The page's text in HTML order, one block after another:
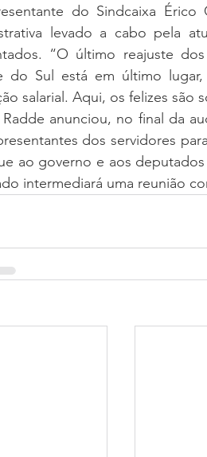
do Sindcaixa
levado a cabo pela
“O último reajuste
do Sul está em último
salarial. Aqui, os felizes são
Radde anunciou, no final da
dos servidores
ao governo e aos
intermediará uma reunião